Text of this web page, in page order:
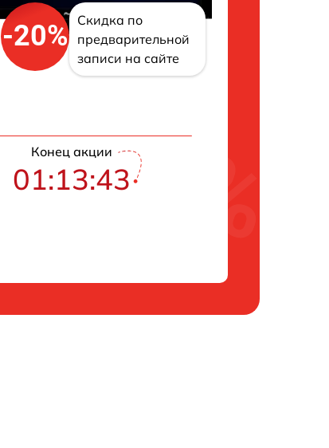
-20%
Скидка по
предварительной
записи на сайте
Конец акции
01:13:42